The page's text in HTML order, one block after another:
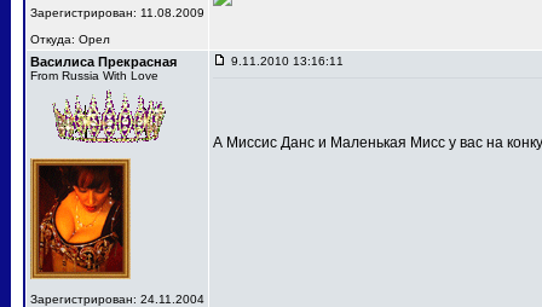
Зарегистрирован: 11.08.2009
Откуда: Орел
Василиса Прекрасная
From Russia With Love
Зарегистрирован: 24.11.2004
9.11.2010 13:16:11
А Миссис Данс и Маленькая Мисс у вас на